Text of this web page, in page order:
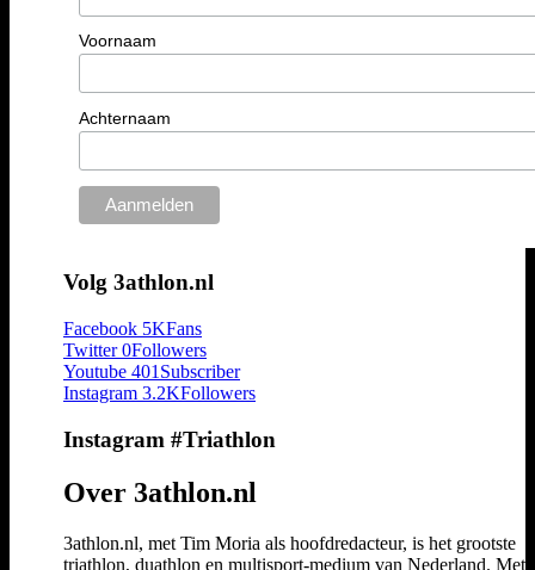
Voornaam
Achternaam
Volg 3athlon.nl
Facebook 5KFans
Twitter 0Followers
Youtube 401 Subscriber
Instagram 3.2KFollowers
Instagram #Triathlon
Over 3athlon.nl
3athlon.nl, met Tim Moria als hoofdredacteur, is het grootste
triathlon, duathlon en multisport-medium van Nederland. Met